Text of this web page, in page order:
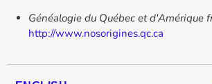
Généalogie du Québec et d'Amérique
http://www.nosorigines.qc.ca